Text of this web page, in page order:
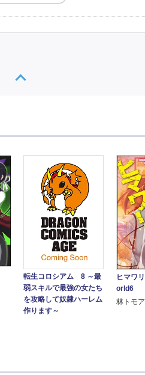
転生コロシアム 8 ～最
弱スキルで最強の女たち
を攻略して奴隷ハーレム
作ります～
ヒマワ
orld6
林トモ